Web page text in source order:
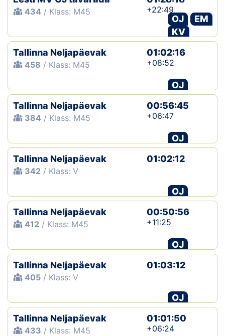
434 / Klass: M45 +22:49
OJ
EM
KV
Tallinna Neljapäevak
458 / Klass: M45
01:02:16
+08:52
OJ
Tallinna Neljapäevak
384 / Klass: M45
00:56:45
+06:47
OJ
Tallinna Neljapäevak
342 / Klass: V
01:02:12
OJ
Tallinna Neljapäevak
412 / Klass: M45
00:50:56
+11:25
OJ
Tallinna Neljapäevak
405 / Klass: V
01:03:12
OJ
Tallinna Neljapäevak
433 / Klass: M45
01:01:50
+06:24